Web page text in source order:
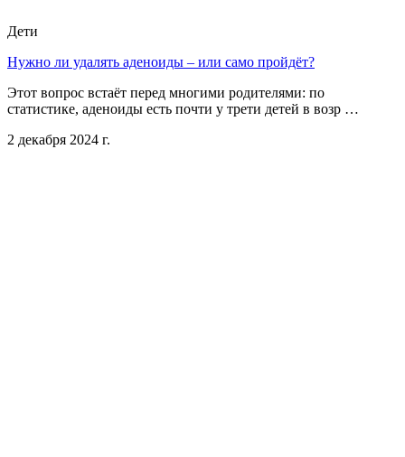
Дети
Нужно ли удалять аденоиды – или само пройдёт?
Этот вопрос встаёт перед многими родителями: по
статистике, аденоиды есть почти у трети детей в возр …
2 декабря 2024 г.